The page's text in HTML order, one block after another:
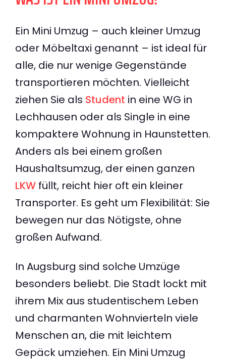
Ein Mini Umzug – auch kleiner Umzug
oder Möbeltaxi genannt – ist ideal für
alle, die nur wenige Gegenstände
transportieren möchten. Vielleicht
ziehen Sie als Student in eine WG in
Lechhausen oder als Single in eine
kompaktere Wohnung in Haunstetten.
Anders als bei einem großen
Haushaltsumzug, der einen ganzen
LKW füllt, reicht hier oft ein kleiner
Transporter. Es geht um Flexibilität: Sie
bewegen nur das Nötigste, ohne
großen Aufwand.
In Augsburg sind solche Umzüge
besonders beliebt. Die Stadt lockt mit
ihrem Mix aus studentischem Leben
und charmanten Wohnvierteln viele
Menschen an, die mit leichtem
Gepäck umziehen. Ein Mini Umzug